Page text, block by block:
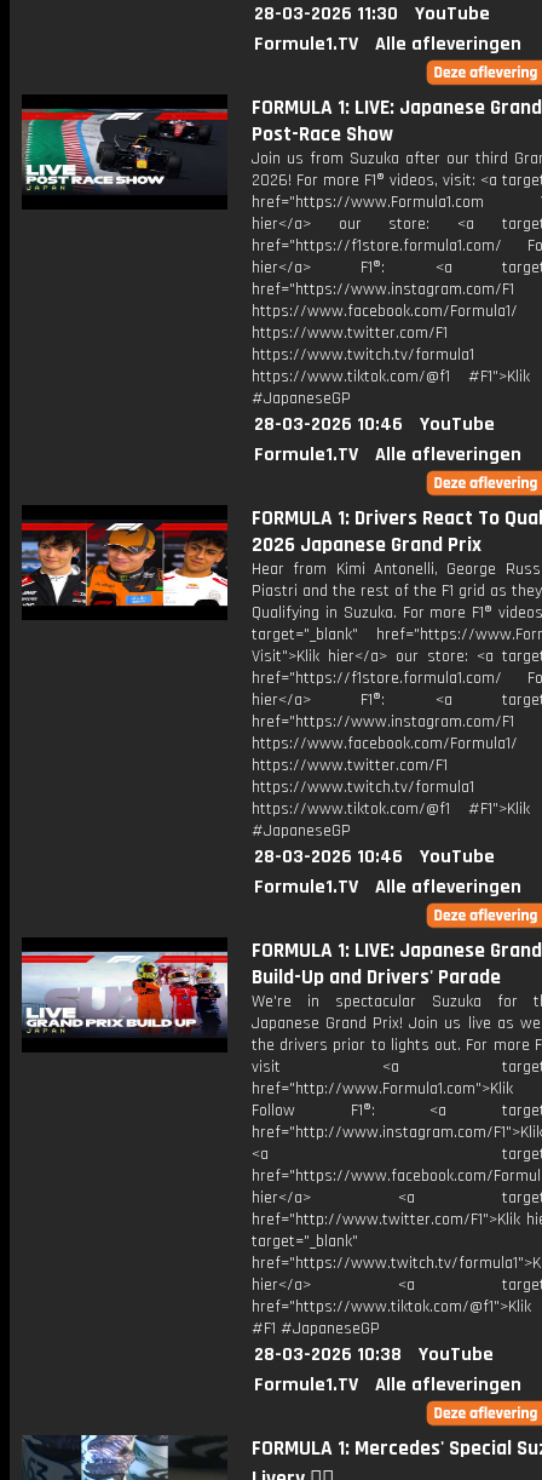
28-03-2026 11:30
YouTube
Formule1.TV
Alle afleveringen
FORMULA 1: LIVE: Japanese
Post-Race Show
Join us from Suzuka after our third
2026! For more F1® videos, visit: <a
href="https://www.Formula1.com
hier</a> our store: <a
href="https://f1store.formula1.com/
hier</a> F1®: <a
href="https://www.instagram.com/F1
https://www.facebook.com/Formula1/
https://www.twitter.com/F1
https://www.twitch.tv/formula1
https://www.tiktok.com/@f1
#JapaneseGP
28-03-2026 10:46
YouTube
Formule1.TV
Alle afleveringen
FORMULA 1: Drivers React To
2026 Japanese Grand Prix
Hear from Kimi Antonelli, George
Piastri and the rest of the F1 grid as
Qualifying in Suzuka. For more F1®
target="_blank" href="https://
Visit">Klik hier</a> our store: <a
href="https://f1store.formula1.com/
hier</a> F1®: <a
href="https://www.instagram.com/F1
https://www.facebook.com/Formula1/
https://www.twitter.com/F1
https://www.twitch.tv/formula1
https://www.tiktok.com/@f1
#JapaneseGP
28-03-2026 10:46
YouTube
Formule1.TV
Alle afleveringen
FORMULA 1: LIVE: Japanese
Build-Up and Drivers' Parade
We're in spectacular Suzuka for
Japanese Grand Prix! Join us live as
the drivers prior to lights out. For more
visit <a
href="http://
Follow F1®: <a
href="http://www.instagram.com/
<a
href="https://www.facebook.com/
hier</a> <a
href="http://www.twitter.com/F1">Klik
target="_blank"
href="https://www.twitch.tv/
hier</a> <a
href="https://www.tiktok.com/
#F1 #JapaneseGP
28-03-2026 10:38
YouTube
Formule1.TV
Alle afleveringen
FORMULA 1: Mercedes' Special